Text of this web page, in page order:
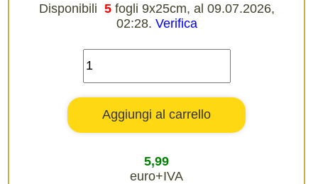
Disponibili 5 fogli 9x25cm, al 09.07.2026,
02:28. Verifica
5,99
euro+IVA